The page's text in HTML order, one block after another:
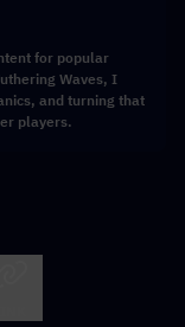
for popular
Waves, I
and turning that
players.